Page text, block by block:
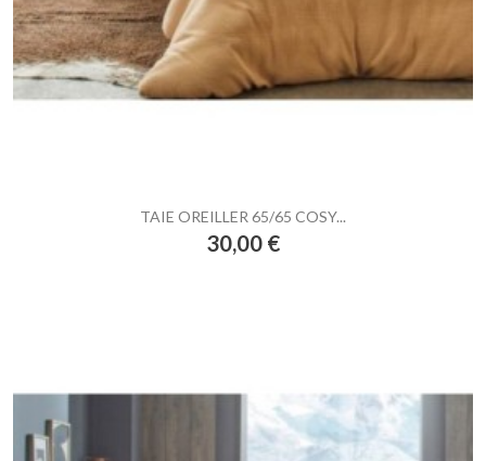
TAIE OREILLER 65/65 COSY...
Prix
30,00 €